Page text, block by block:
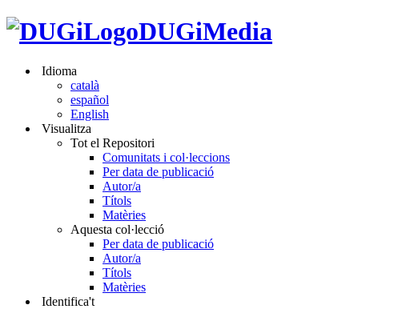
DUGiMedia
Idioma
català
español
English
Visualitza
Tot el Repositori
Comunitats i col·leccions
Per data de publicació
Autor/a
Títols
Matèries
Aquesta col·lecció
Per data de publicació
Autor/a
Títols
Matèries
Identifica't